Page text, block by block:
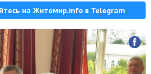
на Житомир.info в Telegram